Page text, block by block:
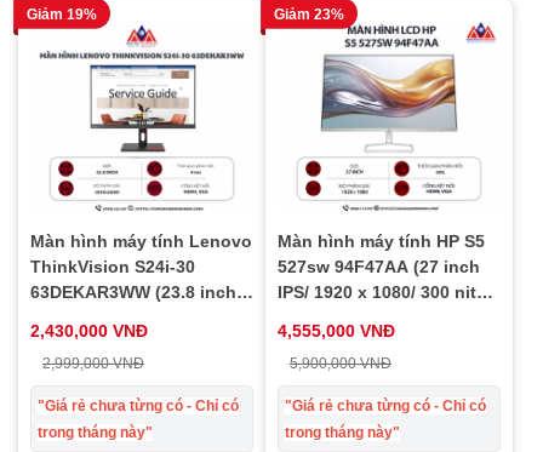
Giảm 19%
Màn hình máy tính Lenovo
ThinkVision S24i-30
63DEKAR3WW (23.8 inch
4ms/ 100Hz), bảo hành 24
tháng
2,430,000 VNĐ
2,999,000 VNĐ
"Giá rẻ chưa từng có - Chỉ có
trong tháng này"
Giảm 23%
Màn hình máy tính HP S5
527sw 94F47AA (27 inch
IPS/ 1920 x 1080/ 300 nits/
tháng
4,555,000 VNĐ
5,900,000 VNĐ
"Giá rẻ chưa từng có - Chỉ có
trong tháng này"